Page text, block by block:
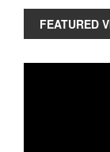
FEATURED